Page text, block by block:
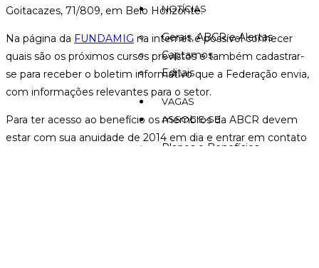
NOTÍCIAS
Gerais, ABCR e Alertas
Captamos
Editais
VAGAS
ASSOCIE-SE
Planos e Benefícios
Goitacazes, 71/809, em Belo Horizonte.
Na página da FUNDAMIG na internet é possível conhecer
quais são os próximos cursos previstos e também cadastrar-
se para receber o boletim informativo que a Federação envia,
com informações relevantes para o setor.
Para ter acesso ao benefício os membros da ABCR devem
estar com sua anuidade de 2014 em dia e entrar em contato